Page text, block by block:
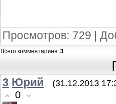
Просмотров: 729 |
Всего комментариев:3
3 Юрий (31.12.2013
0